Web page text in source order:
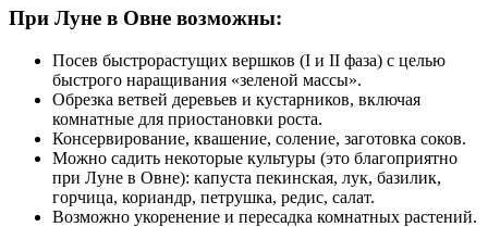
При Луне в Овне возможны:
Посев быстрорастущих вершков (I и II фаза) с целью
быстрого наращивания «зеленой массы».
Обрезка ветвей деревьев и кустарников, включая
комнатные для приостановки роста.
Консервирование, квашение, соление, заготовка соков.
Можно садить некоторые культуры (это благоприятно
при Луне в Овне): капуста пекинская, лук, базилик,
горчица, кориандр, петрушка, редис, салат.
Возможно укоренение и пересадка комнатных растений.